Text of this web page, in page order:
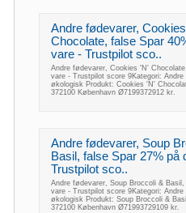
Andre fødevarer,
Chocolate, false Spar
vare - Trustpilot sco..
Andre fødevarer, Cookies 'N'
vare - Trustpilot score 9Kategori:
økologisk Produkt: Cookies 'N'
372100 København Ø7199372912 kr.
Andre fødevarer, Soup
Basil, false Spar 27% på
Trustpilot sco..
Andre fødevarer, Soup Broccoli &
vare - Trustpilot score 9Kategori:
økologisk Produkt: Soup Broccoli &
372100 København Ø71993729109 kr.